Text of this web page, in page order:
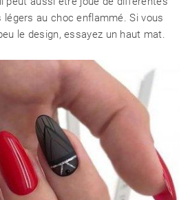
au choc enflammé. Si vous
le design, essayez un haut mat.